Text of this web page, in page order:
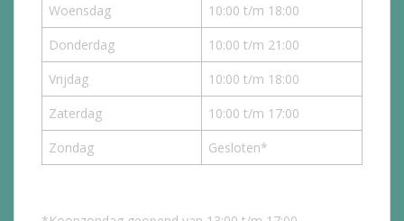
Woensdag
10:00 t/m 18:00
Donderdag
10:00 t/m 21:00
Vrijdag
10:00 t/m 18:00
Zaterdag
10:00 t/m 17:00
Zondag
Gesloten*